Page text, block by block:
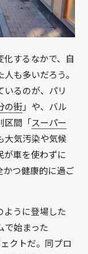
するなかで、自
も多いだろう。
いるのが、パリ
の街 」や、バル
区間「 スーパー
大気汚染や気候
が車を使わずに
かつ健康的に過ご
ように登場した
で始まった
クトだ。同プロ